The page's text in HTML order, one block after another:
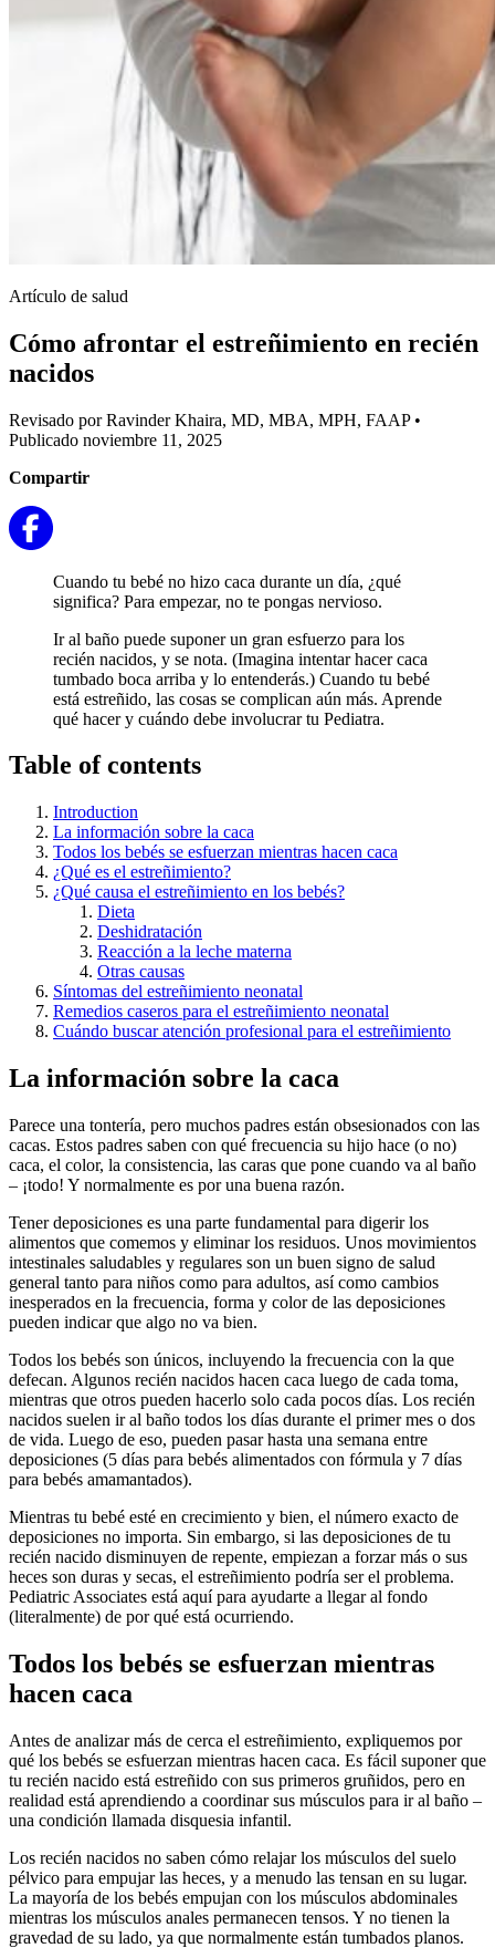
Artículo de salud
Cómo afrontar el estreñimiento en recién
nacidos
Revisado por Ravinder Khaira, MD, MBA, MPH, FAAP •
Publicado noviembre 11, 2025
Compartir
Cuando tu bebé no hizo caca durante un día, ¿qué
significa? Para empezar, no te pongas nervioso.
Ir al baño puede suponer un gran esfuerzo para los
recién nacidos, y se nota. (Imagina intentar hacer caca
tumbado boca arriba y lo entenderás.) Cuando tu bebé
está estreñido, las cosas se complican aún más. Aprende
qué hacer y cuándo debe involucrar tu Pediatra.
Table of contents
Introduction
La información sobre la caca
Todos los bebés se esfuerzan mientras hacen caca
¿Qué es el estreñimiento?
¿Qué causa el estreñimiento en los bebés?
Dieta
Deshidratación
Reacción a la leche materna
Otras causas
Síntomas del estreñimiento neonatal
Remedios caseros para el estreñimiento neonatal
Cuándo buscar atención profesional para el estreñimiento
La información sobre la caca
Parece una tontería, pero muchos padres están obsesionados con las
cacas. Estos padres saben con qué frecuencia su hijo hace (o no)
caca, el color, la consistencia, las caras que pone cuando va al baño
– ¡todo! Y normalmente es por una buena razón.
Tener deposiciones es una parte fundamental para digerir los
alimentos que comemos y eliminar los residuos. Unos movimientos
intestinales saludables y regulares son un buen signo de salud
general tanto para niños como para adultos, así como cambios
inesperados en la frecuencia, forma y color de las deposiciones
pueden indicar que algo no va bien.
Todos los bebés son únicos, incluyendo la frecuencia con la que
defecan. Algunos recién nacidos hacen caca luego de cada toma,
mientras que otros pueden hacerlo solo cada pocos días. Los recién
nacidos suelen ir al baño todos los días durante el primer mes o dos
de vida. Luego de eso, pueden pasar hasta una semana entre
deposiciones (5 días para bebés alimentados con fórmula y 7 días
para bebés amamantados).
Mientras tu bebé esté en crecimiento y bien, el número exacto de
deposiciones no importa. Sin embargo, si las deposiciones de tu
recién nacido disminuyen de repente, empiezan a forzar más o sus
heces son duras y secas, el estreñimiento podría ser el problema.
Pediatric Associates está aquí para ayudarte a llegar al fondo
(literalmente) de por qué está ocurriendo.
Todos los bebés se esfuerzan mientras
hacen caca
Antes de analizar más de cerca el estreñimiento, expliquemos por
qué los bebés se esfuerzan mientras hacen caca. Es fácil suponer que
tu recién nacido está estreñido con sus primeros gruñidos, pero en
realidad está aprendiendo a coordinar sus músculos para ir al baño –
una condición llamada disquesia infantil.
Los recién nacidos no saben cómo relajar los músculos del suelo
pélvico para empujar las heces, y a menudo las tensan en su lugar.
La mayoría de los bebés empujan con los músculos abdominales
mientras los músculos anales permanecen tensos. Y no tienen la
gravedad de su lado, ya que normalmente están tumbados planos.